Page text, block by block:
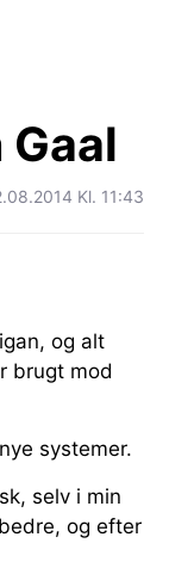
Kl. 11:43
og alt
brugt mod
systemer.
selv i min
og efter